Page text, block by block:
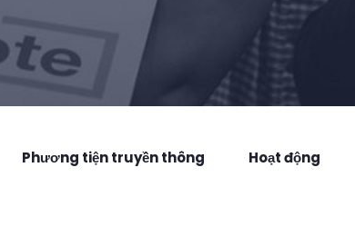
Phương tiện truyền thông Hoạt động